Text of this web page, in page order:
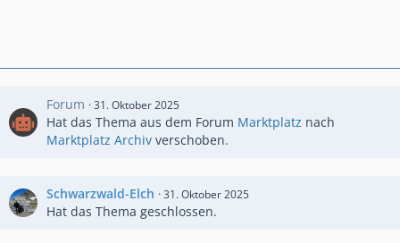
Forum 31. Oktober 2025
Hat das Thema aus dem Forum Marktplatz nach
Marktplatz Archiv verschoben.
Schwarzwald-Elch 31. Oktober 2025
Hat das Thema geschlossen.